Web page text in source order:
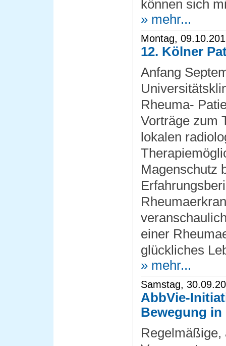
können sich
» mehr...
Montag,
12. Kölner
Anfang
Rheuma-
Vorträge zum
lokalen
Magenschutz
einer
glückliches
» mehr...
Samstag,
AbbVie-
Bewegung in
Regelmäßige,